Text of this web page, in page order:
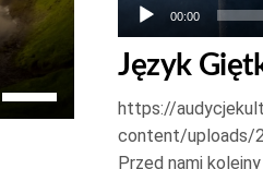
Używaj
strzałek
00:00
Język
https://
content/uploads/
Przed nami